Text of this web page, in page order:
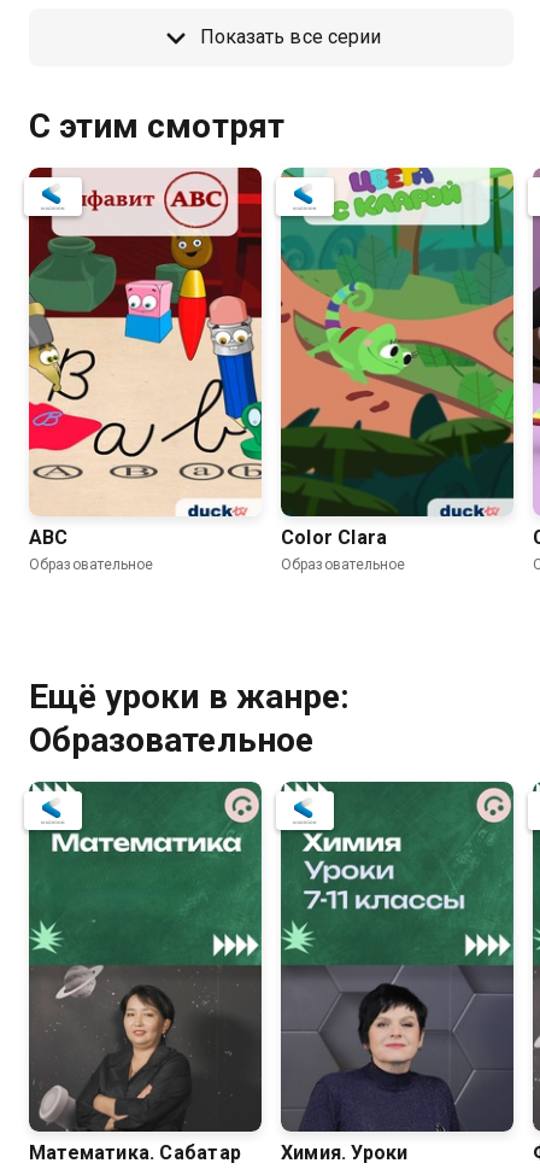
Показать все серии
С этим смотрят
ABC
Образовательное
Color Clara
Образовательное
Ещё уроки в жанре:
Образовательное
Математика. Сабақтар Химия. Уроки